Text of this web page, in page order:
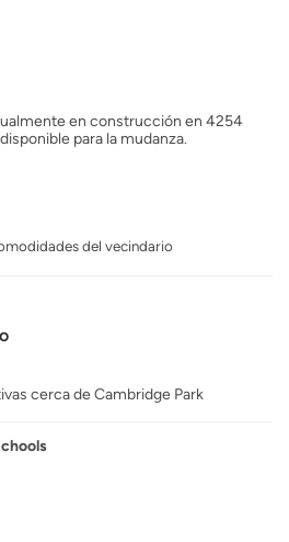
en construcción en 4254
para la mudanza.
del vecindario
cerca de Cambridge Park